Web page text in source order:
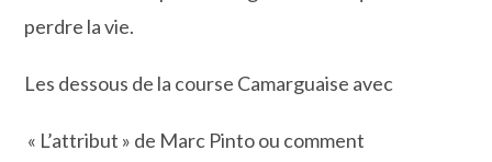
perdre la vie.
Les dessous de la course Camarguaise avec
« L’attribut » de Marc Pinto ou comment